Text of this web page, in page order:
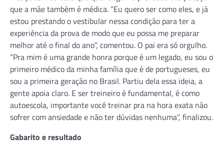
que a mãe também é médica. “Eu quero ser como eles, e já
estou prestando o vestibular nessa condição para ter a
experiência da prova de modo que eu possa me preparar
melhor até o final do ano”, comentou. O pai era só orgulho.
“Pra mim é uma grande honra porque é um legado, eu sou o
primeiro médico da minha família que é de portugueses, eu
sou a primeira geração no Brasil. Partiu dela essa ideia, a
gente apoia claro. E ser treineiro é fundamental, é como
autoescola, importante você treinar pra na hora exata não
sofrer com ansiedade e não ter dúvidas nenhuma”, finalizou.
Gabarito e resultado